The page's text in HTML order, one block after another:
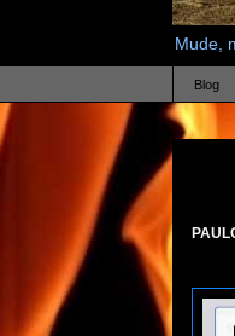
Mude,
Blog